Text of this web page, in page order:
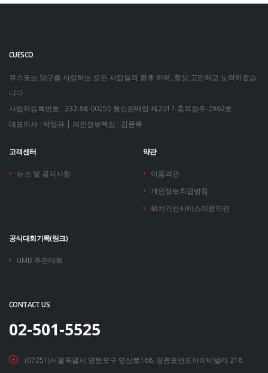
CUESCO
큐스코는 당구를 사랑하는 모든 사람들과 함께 하며, 항상 고민하고 노력하겠습
니다.
사업자등록번호 : 232-88-00250 통신판매업 제2017-충북청주-0962호
대표이사 : 박정규 | 개인정보책임 : 김종욱
고객센터
뉴스 및 공지사항
약관
이용약관
개인정보취급방침
위치기반서비스이용약관
공식대회기록(링크)
UMB 주관대회
CONTACT US
02-501-5525
(07251)서울특별시 영등포구 영신로166, 영등포반도아이비밸리 216